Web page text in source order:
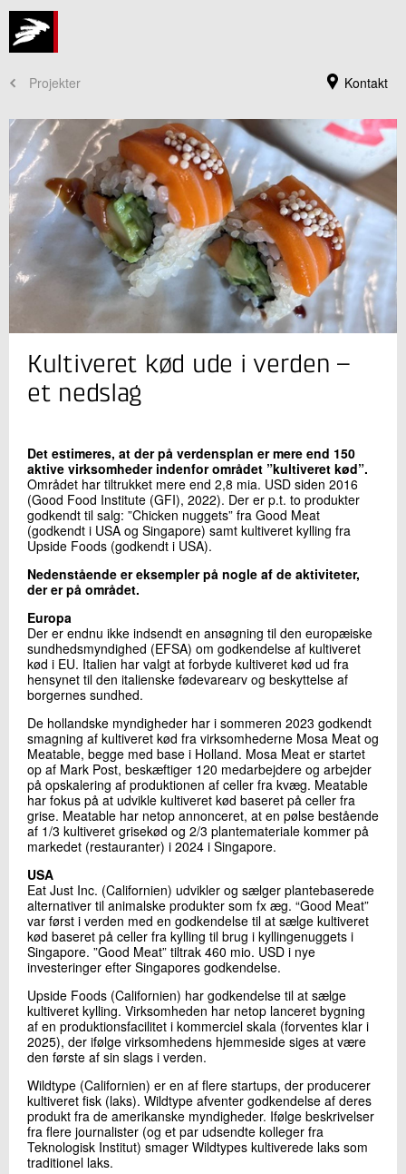
Kontakt
Projekter
Jeg er din kontaktperson
Anne Christine Steenkjær Hastrup
Souschef
Bioressourcer
LinkedIn
Skriv til mig
Kultiveret kød ude i verden –
et nedslag
Det estimeres, at der på verdensplan er mere end 150
aktive virksomheder indenfor området ”kultiveret kød”.
Området har tiltrukket mere end 2,8 mia. USD siden 2016
(Good Food Institute (GFI), 2022). Der er p.t. to produkter
godkendt til salg: ”Chicken nuggets” fra Good Meat
(godkendt i USA og Singapore) samt kultiveret kylling fra
Upside Foods (godkendt i USA).
Nedenstående er eksempler på nogle af de aktiviteter,
der er på området.
Europa
Der er endnu ikke indsendt en ansøgning til den europæiske
sundhedsmyndighed (EFSA) om godkendelse af kultiveret
kød i EU. Italien har valgt at forbyde kultiveret kød ud fra
hensynet til den italienske fødevarearv og beskyttelse af
borgernes sundhed.
De hollandske myndigheder har i sommeren 2023 godkendt
smagning af kultiveret kød fra virksomhederne Mosa Meat og
Meatable, begge med base i Holland. Mosa Meat er startet
op af Mark Post, beskæftiger 120 medarbejdere og arbejder
på opskalering af produktionen af celler fra kvæg. Meatable
har fokus på at udvikle kultiveret kød baseret på celler fra
grise. Meatable har netop annonceret, at en pølse bestående
af 1/3 kultiveret grisekød og 2/3 plantemateriale kommer på
markedet (restauranter) i 2024 i Singapore.
USA
Eat Just Inc. (Californien) udvikler og sælger plantebaserede
alternativer til animalske produkter som fx æg. “Good Meat”
var først i verden med en godkendelse til at sælge kultiveret
kød baseret på celler fra kylling til brug i kyllingenuggets i
Singapore. ”Good Meat” tiltrak 460 mio. USD i nye
investeringer efter Singapores godkendelse.
Upside Foods (Californien) har godkendelse til at sælge
kultiveret kylling. Virksomheden har netop lanceret bygning
af en produktionsfacilitet i kommerciel skala (forventes klar i
2025), der ifølge virksomhedens hjemmeside siges at være
den første af sin slags i verden.
Wildtype (Californien) er en af flere startups, der producerer
kultiveret fisk (laks). Wildtype afventer godkendelse af deres
produkt fra de amerikanske myndigheder. Ifølge beskrivelser
fra flere journalister (og et par udsendte kolleger fra
Teknologisk Institut) smager Wildtypes kultiverede laks som
traditionel laks.